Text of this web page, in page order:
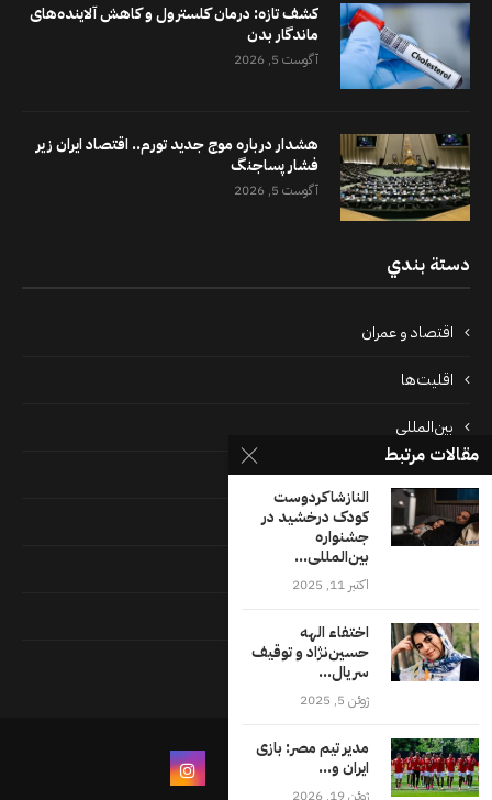
کشف تازه: درمان کلسترول و کاهش آلاینده‌های
ماندگار بدن
آگوست 5, 2026
هشدار درباره موج جدید تورم.. اقتصاد ایران زیر
فشار پساجنگ
آگوست 5, 2026
دستة بندي
اقتصاد و عمران
اقلیت‌ها
بین‌المللی
پرونده‌ها
جامعه
دسته بندی نشده
فرهنگ
مقالات مرتبط
النازشاکردوست
کودک درخشید در
جشنواره
بین‌المللی...
اکتبر 11, 2025
اختفاء الهه
حسین‌نژاد و توقیف
سریال...
ژوئن 5, 2025
مدیر تیم مصر: بازی
ایران و...
ژوئن 19, 2026